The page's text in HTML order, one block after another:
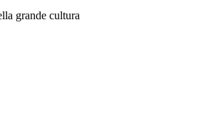
grande cultura